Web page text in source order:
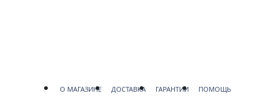
О МАГАЗИНЕ ДОСТАВКА ГАРАНТИИ ПОМОЩЬ